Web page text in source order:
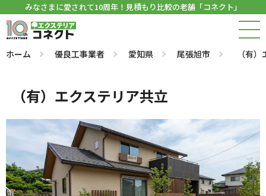
みなさまに愛されて10周年！見積もり比較の老舗「コネクト」
ホーム 優良工事業者 愛知県 尾張旭市 （有
（有）エクステリア共立